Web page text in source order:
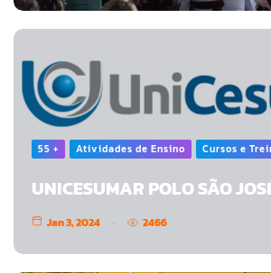
55 + Atividades de Ensino Cursos e
UNICESUMAR POLO SÃO
Jan 3, 2024 2466